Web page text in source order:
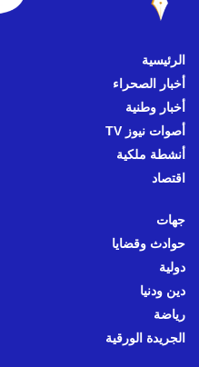
الرئيسية
أخبار الصحراء
أخبار وطنية
أصوات نيوز TV
أنشطة ملكية
اقتصاد
جهات
حوادث وقضايا
دولية
دين ودنيا
رياضة
الجريدة الورقية